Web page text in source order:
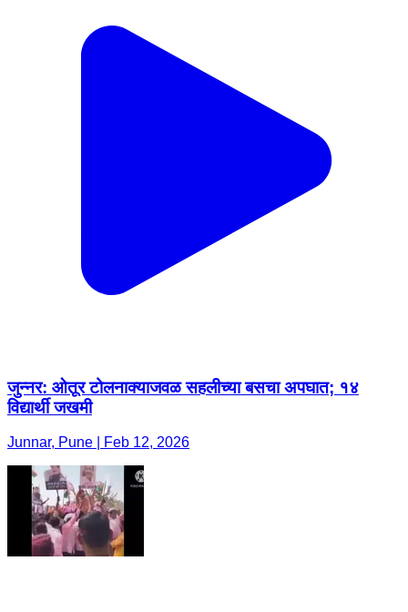
जुन्नर: ओतूर टोलनाक्याजवळ सहलीच्या बसचा अपघात; १४
विद्यार्थी जखमी
Junnar, Pune | Feb 12, 2026